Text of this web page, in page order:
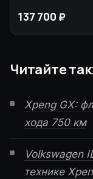
137 700 ₽
Читайте
Xpeng GX:
хода 750 км
Volkswagen
технике